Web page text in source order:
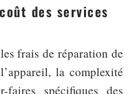
des services
frais de réparation de
la complexité
spécifiques des